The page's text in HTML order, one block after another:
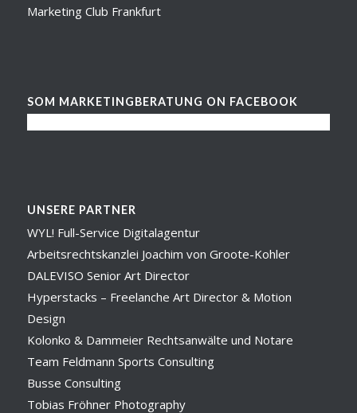
Marketing Club Frankfurt
SOM MARKETINGBERATUNG ON FACEBOOK
UNSERE PARTNER
WYL! Full-Service Digitalagentur
Arbeitsrechtskanzlei Joachim von Groote-Kohler
DALEVISO Senior Art Director
Hyperstacks – Freelanche Art Director & Motion
Design
Kolonko & Dammeier Rechtsanwälte und Notare
Team Feldmann Sports Consulting
Busse Consulting
Tobias Fröhner Photography